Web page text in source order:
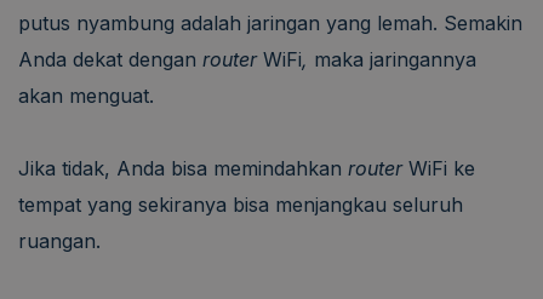
putus nyambung adalah jaringan yang lemah. Semakin
Anda dekat dengan router WiFi, maka jaringannya
akan menguat.
Jika tidak, Anda bisa memindahkan router WiFi ke
tempat yang sekiranya bisa menjangkau seluruh
ruangan.